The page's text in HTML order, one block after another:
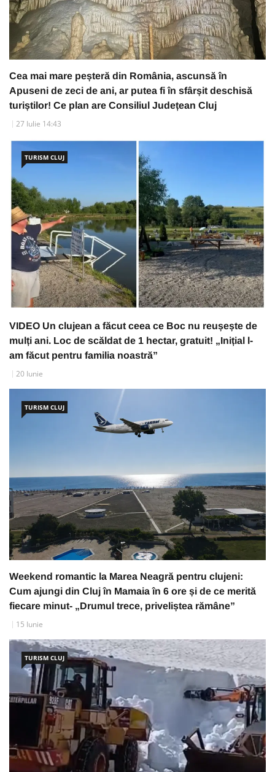
Cea mai mare peșteră din România, ascunsă în
Apuseni de zeci de ani, ar putea fi în sfârșit deschisă
turiștilor! Ce plan are Consiliul Județean Cluj
27 Iulie 14:43
TURISM CLUJ
VIDEO Un clujean a făcut ceea ce Boc nu reușește de
mulți ani. Loc de scăldat de 1 hectar, gratuit! „Inițial l-
am făcut pentru familia noastră”
20 Iunie
TURISM CLUJ
Weekend romantic la Marea Neagră pentru clujeni:
Cum ajungi din Cluj în Mamaia în 6 ore și de ce merită
fiecare minut- „Drumul trece, priveliștea rămâne”
15 Iunie
TURISM CLUJ